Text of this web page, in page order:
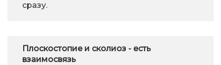
сразу.
Плоскостопие и сколиоз - есть
взаимосвязь